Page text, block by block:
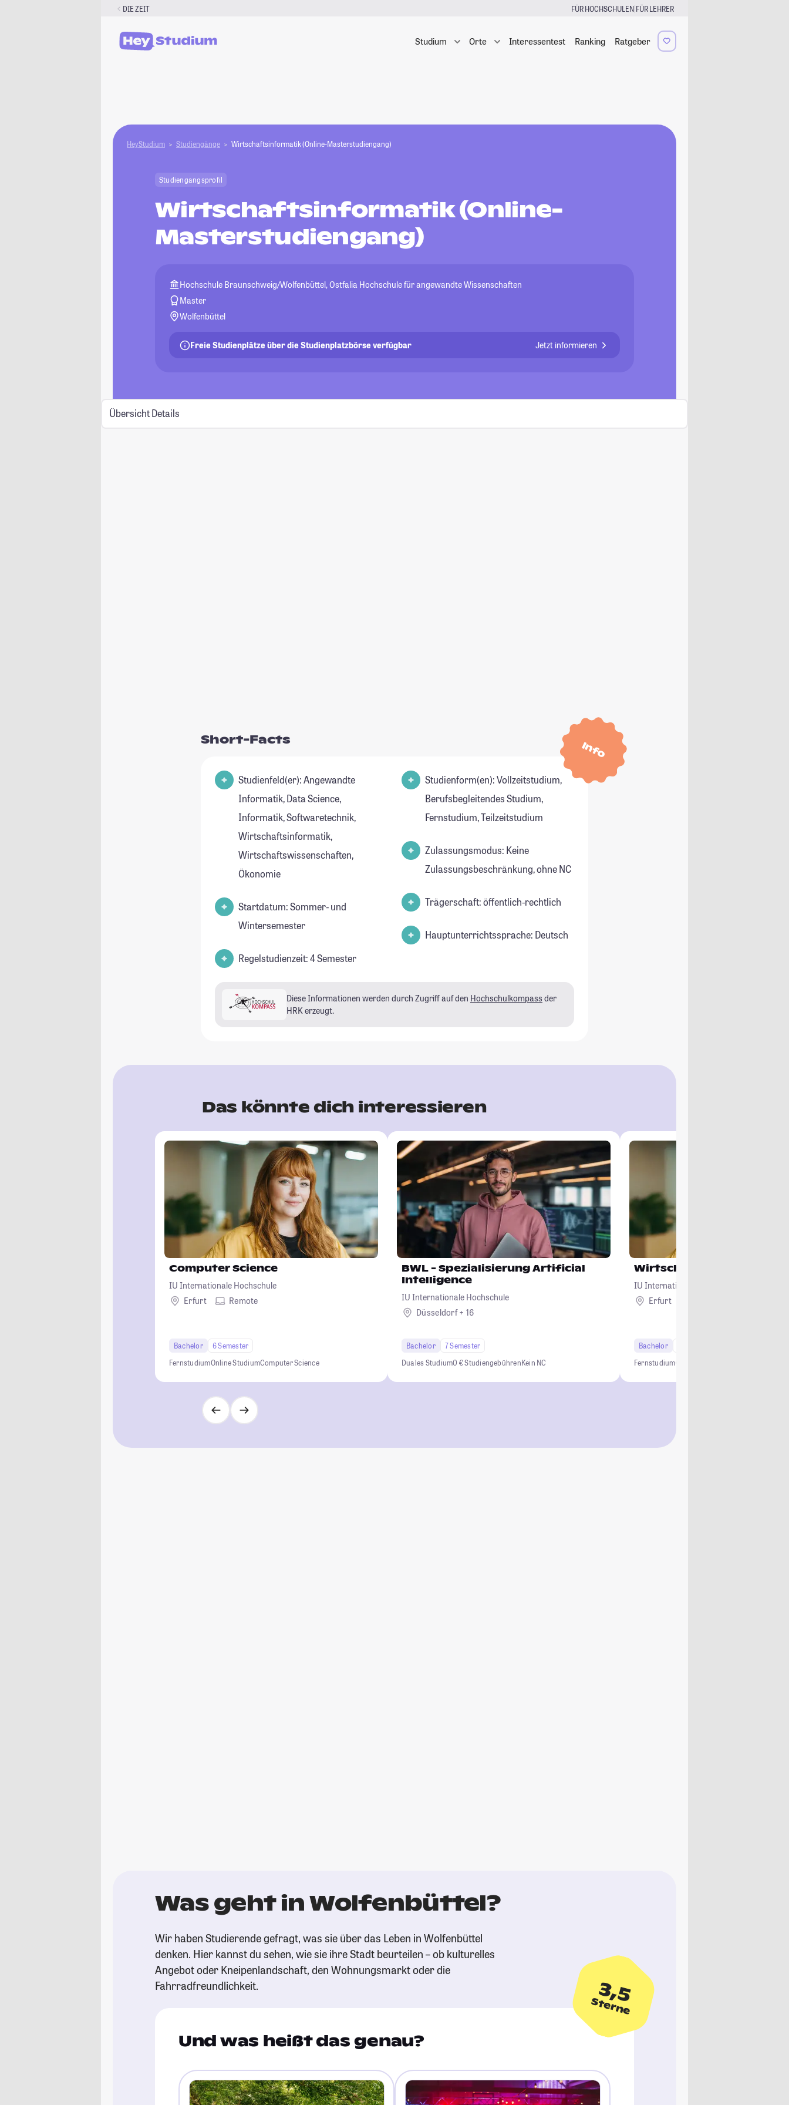
DIE ZEIT FÜR HOCHSCHULEN|FÜR LEHRER
Studium Orte Interessentest Ranking Ratgeber
HeyStudium Studiengänge Wirtschaftsinformatik (Online-Masterstudiengang)
Studiengangsprofil
Wirtschaftsinformatik (Online-
Masterstudiengang)
Hochschule Braunschweig/Wolfenbüttel, Ostfalia Hochschule für angewandte Wissenschaften
Master
Wolfenbüttel
Freie Studienplätze über die Studienplatzbörse verfügbar Jetzt informieren
Übersicht Details
Info
Short-Facts
Studienfeld(er): Angewandte
Informatik, Data Science,
Informatik, Softwaretechnik,
Wirtschaftsinformatik,
Wirtschaftswissenschaften,
Ökonomie
Startdatum: Sommer- und
Wintersemester
Regelstudienzeit: 4 Semester
Studienform(en): Vollzeitstudium,
Berufsbegleitendes Studium,
Fernstudium, Teilzeitstudium
Zulassungsmodus: Keine
Zulassungsbeschränkung, ohne NC
Trägerschaft: öffentlich-rechtlich
Hauptunterrichtssprache: Deutsch
Diese Informationen werden durch Zugriff auf den Hochschulkompass der
HRK erzeugt.
Das könnte dich interessieren
Computer Science
IU Internationale Hochschule
Erfurt
Remote
Bachelor
6 Semester
FernstudiumOnline StudiumComputer Science
BWL - Spezialisierung Artificial
Intelligence
IU Internationale Hochschule
Düsseldorf + 16
Bachelor
7 Semester
Duales Studium0 € StudiengebührenKein NC
Wirtschaftsinformatik
IU Internationale Hochschule
Erfurt
Bachelor
FernstudiumOnline Studium
Was geht in Wolfenbüttel?
Wir haben Studierende gefragt, was sie über das Leben in Wolfenbüttel
denken. Hier kannst du sehen, wie sie ihre Stadt beurteilen – ob kulturelles
Angebot oder Kneipenlandschaft, den Wohnungsmarkt oder die
Fahrradfreundlichkeit.
3,5
Sterne
Und was heißt das genau?